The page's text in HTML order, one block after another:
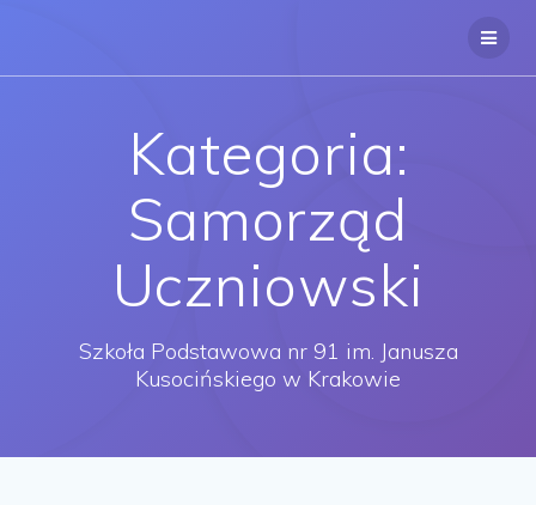
Kategoria:
Samorząd
Uczniowski
Szkoła Podstawowa nr 91 im. Janusza
Kusocińskiego w Krakowie